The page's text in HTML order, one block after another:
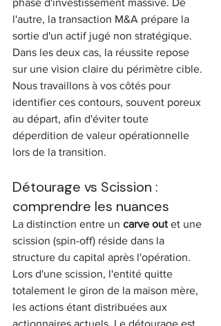
phase d'investissement massive. De
l'autre, la transaction M&A prépare la
sortie d'un actif jugé non stratégique.
Dans les deux cas, la réussite repose
sur une vision claire du périmètre cible.
Nous travaillons à vos côtés pour
identifier ces contours, souvent poreux
au départ, afin d'éviter toute
déperdition de valeur opérationnelle
lors de la transition.
Détourage vs Scission :
comprendre les nuances
La distinction entre un carve out et une
scission (spin-off) réside dans la
structure du capital après l'opération.
Lors d'une scission, l'entité quitte
totalement le giron de la maison mère,
les actions étant distribuées aux